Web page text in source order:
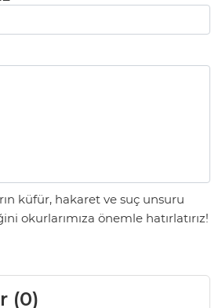
küfür, hakaret ve suç unsuru
okurlarımıza önemle hatırlatırız!
(0)